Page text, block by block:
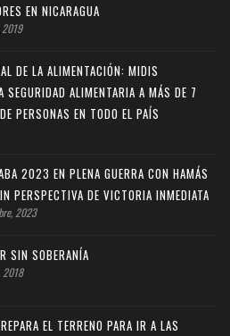
EN NICARAGUA
2019
DE LA ALIMENTACIÓN: MIDIS
SEGURIDAD ALIMENTARIA A MÁS DE 7
PERSONAS EN TODO EL PAÍS
2023 EN PLENA GUERRA CON HAMÁS
PERSPECTIVA DE VICTORIA INMEDIATA
2023
SIN SOBERANÍA
2018
EL TERRENO PARA IR A LAS